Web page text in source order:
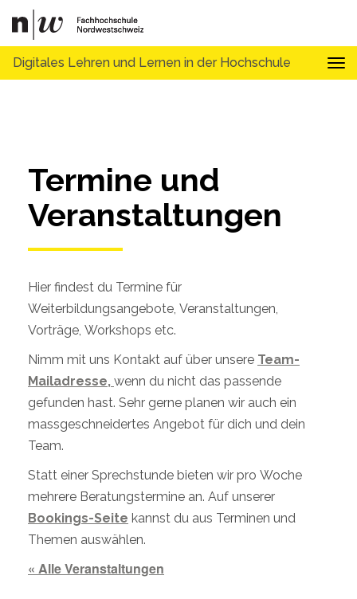
Digitales Lehren und Lernen in der Hochschule
Termine und
Veranstaltungen
Hier findest du Termine für
Weiterbildungsangebote, Veranstaltungen,
Vorträge, Workshops etc.
Nimm mit uns Kontakt auf über unsere Team-
Mailadresse, wenn du nicht das passende
gefunden hast. Sehr gerne planen wir auch ein
massgeschneidertes Angebot für dich und dein
Team.
Statt einer Sprechstunde bieten wir pro Woche
mehrere Beratungstermine an. Auf unserer
Bookings-Seite kannst du aus Terminen und
Themen auswählen.
« Alle Veranstaltungen